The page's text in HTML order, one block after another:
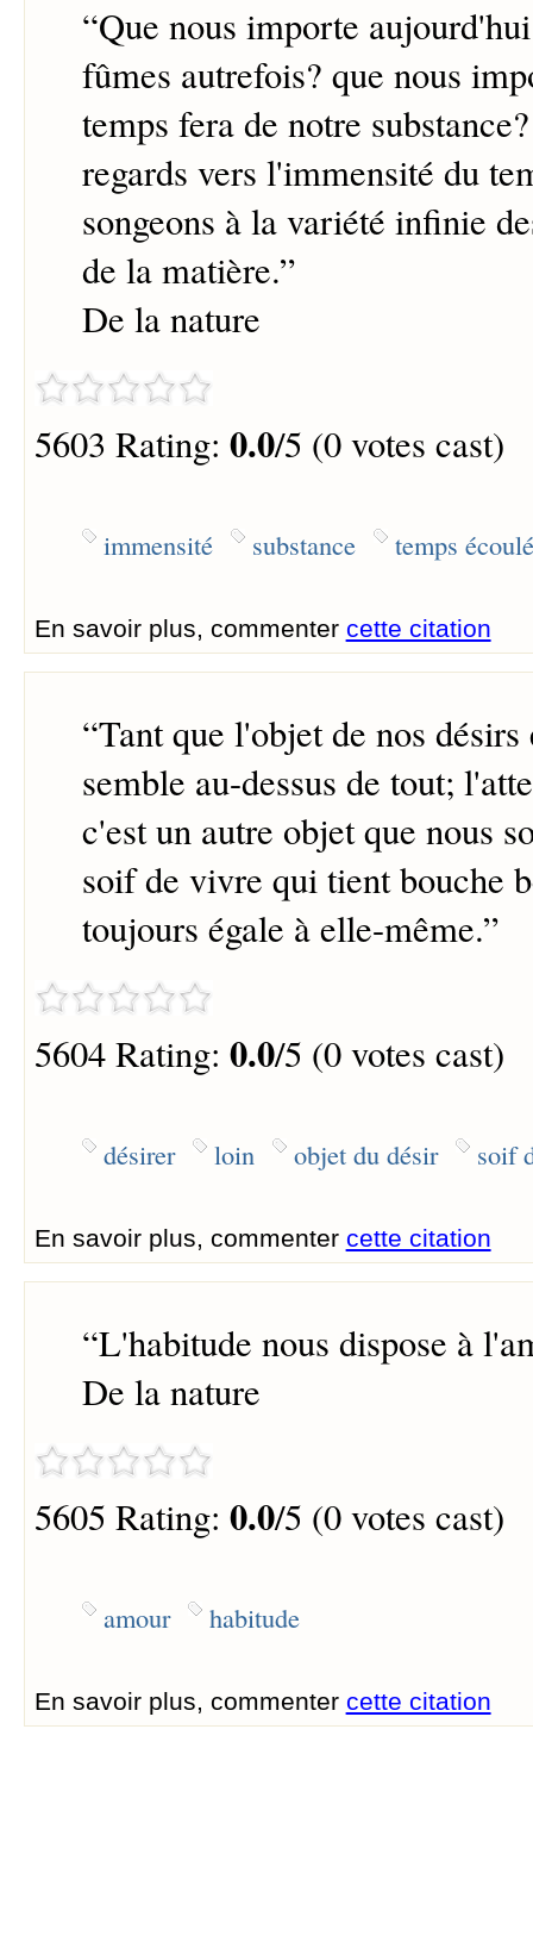
“Que nous importe
fûmes autrefois? que nous
temps fera de notre
regards vers l'immensité du
songeons à la variété infinie
de la matière.”
De la nature
5603 Rating: 0.0/5 (0 votes cast)
immensité substance temps écoulé
En savoir plus, commenter cette citation
“Tant que l'objet de nos
semble au-dessus de tout;
c'est un autre objet que nous
soif de vivre qui tient bouche
toujours égale à elle-même.”
5604 Rating: 0.0/5 (0 votes cast)
désirer loin objet du désir soif
En savoir plus, commenter cette citation
“L'habitude nous dispose à
De la nature
5605 Rating: 0.0/5 (0 votes cast)
amour habitude
En savoir plus, commenter cette citation